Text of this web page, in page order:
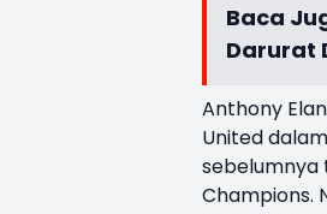
Baca
Darurat
Anthony
United
sebelumnya
Champions.